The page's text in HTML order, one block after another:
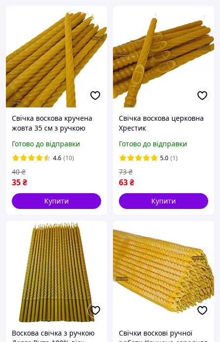
Свічка воскова кручена
жовта 35 см з ручкою
віск
Готово до відправки
4.6 (10)
35₴
40 ₴
Купити
Свічка воскова церковна
Хрестик
Готово до відправки
5.0 (1)
63₴
73 ₴
Купити
Воскова свічка з ручкою
Свічки воскові ручної